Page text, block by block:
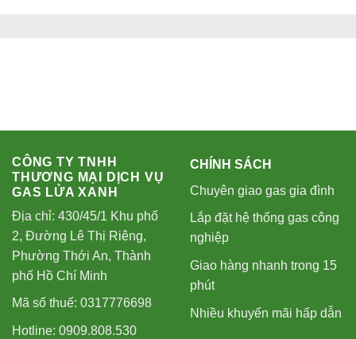
CÔNG TY TNHH
THƯƠNG MẠI DỊCH VỤ
GAS LỬA XANH
Địa chỉ: 430/45/1 Khu phố
2, Đường Lê Thị Riêng,
Phường Thới An, Thành
phố Hồ Chí Minh
Mã số thuế: 0317776698
Hotline: 0909.808.530
CHÍNH SÁCH
Chuyên giao gas gia đình
Lắp đặt hệ thống gas công
nghiệp
Giao hàng nhanh trong 15
phút
Nhiều khuyến mãi hấp dẫn